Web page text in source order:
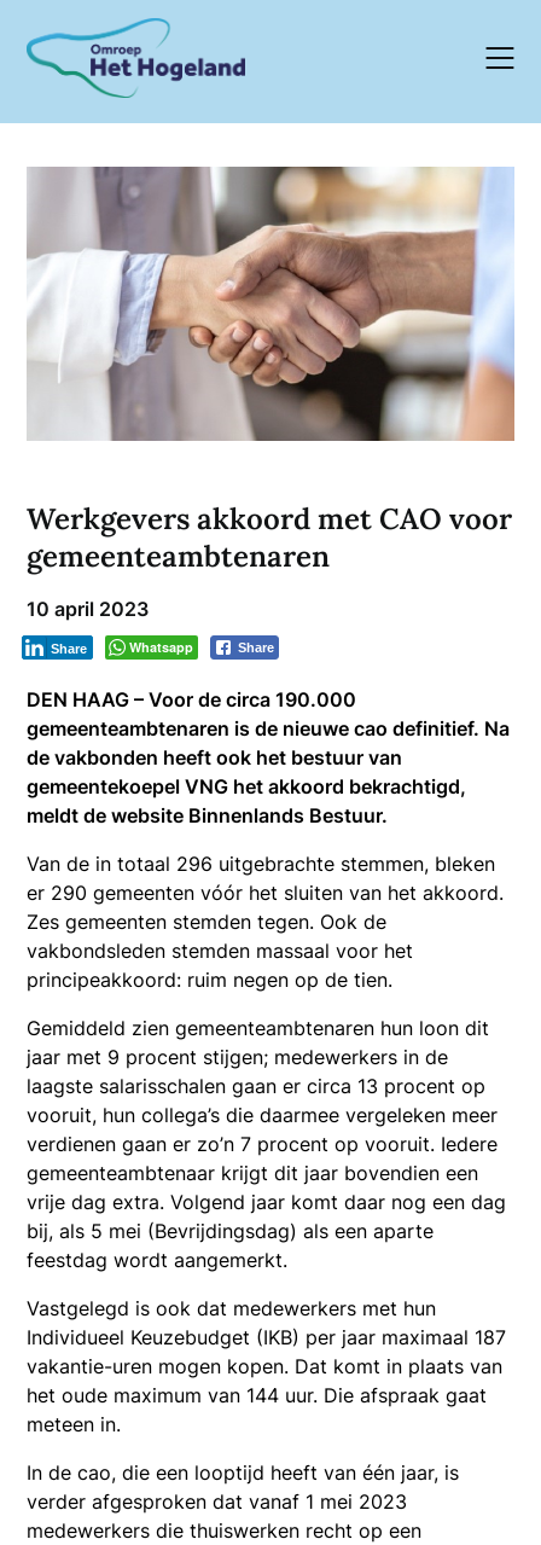
content
Werkgevers akkoord met CAO voor
gemeenteambtenaren
10 april 2023
Whatsapp Share
Share
DEN HAAG – Voor de circa 190.000
gemeenteambtenaren is de nieuwe cao definitief. Na
de vakbonden heeft ook het bestuur van
gemeentekoepel VNG het akkoord bekrachtigd,
meldt de website Binnenlands Bestuur.
Van de in totaal 296 uitgebrachte stemmen, bleken
er 290 gemeenten vóór het sluiten van het akkoord.
Zes gemeenten stemden tegen. Ook de
vakbondsleden stemden massaal voor het
principeakkoord: ruim negen op de tien.
Gemiddeld zien gemeenteambtenaren hun loon dit
jaar met 9 procent stijgen; medewerkers in de
laagste salarisschalen gaan er circa 13 procent op
vooruit, hun collega’s die daarmee vergeleken meer
verdienen gaan er zo’n 7 procent op vooruit. Iedere
gemeenteambtenaar krijgt dit jaar bovendien een
vrije dag extra. Volgend jaar komt daar nog een dag
bij, als 5 mei (Bevrijdingsdag) als een aparte
feestdag wordt aangemerkt.
Vastgelegd is ook dat medewerkers met hun
Individueel Keuzebudget (IKB) per jaar maximaal 187
vakantie-uren mogen kopen. Dat komt in plaats van
het oude maximum van 144 uur. Die afspraak gaat
meteen in.
In de cao, die een looptijd heeft van één jaar, is
verder afgesproken dat vanaf 1 mei 2023
medewerkers die thuiswerken recht op een